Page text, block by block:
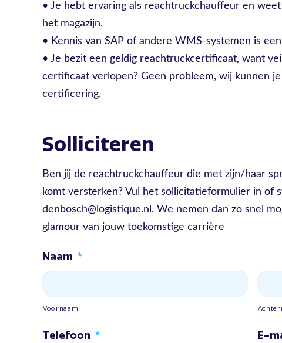
• Je hebt ervaring als reachtruckchauffeur en
het magazijn.
• Kennis van SAP of andere WMS-systemen is
• Je bezit een geldig reachtruckcertificaat, want
certificaat verlopen? Geen probleem, wij kunnen
certificering.
Solliciteren
Ben jij de reachtruckchauffeur die met zijn/haar
komt versterken? Vul het sollicitatieformulier in of
denbosch@logistique.nl. We nemen dan zo snel
glamour van jouw toekomstige carrière
Naam *
Voornaam
Telefoon * E-